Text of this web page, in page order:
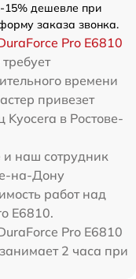
-15% дешевле при
заказа звонка.
Pro E6810
времени
привезет
Kyocera в Ростове-
и наш сотрудник
на-Дону
работ над
E6810.
Pro E6810
2 часа при